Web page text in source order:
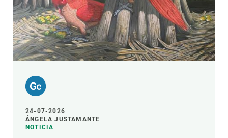
24-07-2026
ÁNGELA JUSTAMANTE
NOTICIA